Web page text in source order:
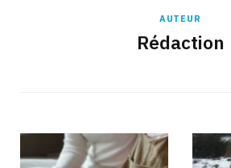
AUTEUR
Rédaction